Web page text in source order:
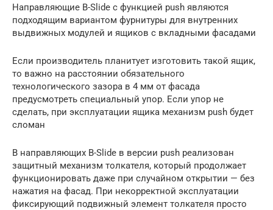
Направляющие B-Slide с функцией push являются
подходящим вариантом фурнитуры для внутренних
выдвижных модулей и ящиков с вкладными фасадами
Если производитель планитует изготовить такой ящик,
то важно на расстоянии обязательного
технологического зазора в 4 мм от фасада
предусмотреть специальный упор. Если упор не
сделать, при эксплуатации ящика механизм push будет
сломан
В направляющих B-Slide в версии push реализован
защитный механизм толкателя, который продолжает
функционировать даже при случайном открытии — без
нажатия на фасад. При некорректной эксплуатации
фиксирующий подвижный элемент толкателя просто